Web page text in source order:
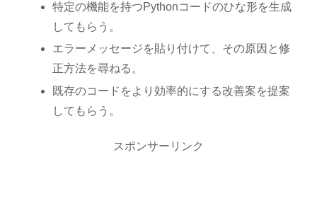
特定の機能を持つPythonコードのひな形を生成
してもらう。
エラーメッセージを貼り付けて、その原因と修
正方法を尋ねる。
既存のコードをより効率的にする改善案を提案
してもらう。
スポンサーリンク